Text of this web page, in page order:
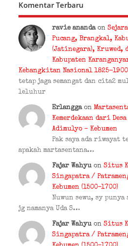
Komentar Terbaru
ravie ananda on
Pucang, Brangkal,
(Jatinegara), Kruwed,
Kabupaten
Kebangkitan Nasional 1825-1900
tetap jaga semangat dan cita2
leluhur
Erlangga on
Kemerdekaan dari
Adimulyo – Kebumen
Pak saya ada riwayat
apakah martasentana…
Fajar Wahyu on Situs
Singapatra /
Kebumen (1500–1700)
Nuwun sewu, sy
jg namanya Uda S…
Fajar Wahyu on Situs
Singapatra /